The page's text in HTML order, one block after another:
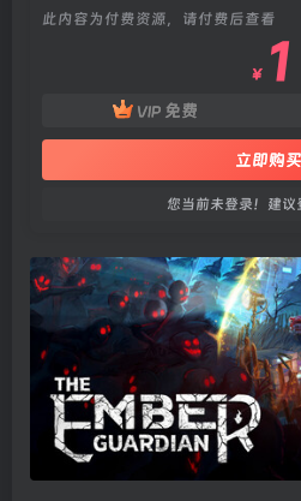
此内容为付费资源，请付费后查看
￥ 1
VIP 免费
立即购买
您当前未登录！建